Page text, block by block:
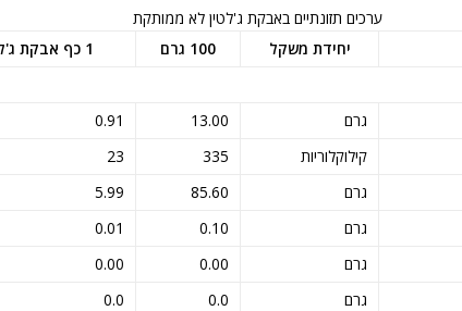
ערכים תזונתיים באבקת ג'לטין לא ממותקת
יחידת משקל 100 גרם
1 כף אבקת ג'לטין, 7 גרם
גרם 13.00
0.91
קילוקלוריות 335
23
גרם 85.60
5.99
גרם 0.10
0.01
גרם 0.00
0.00
גרם 0.0
0.0